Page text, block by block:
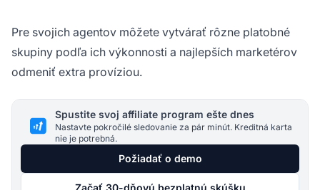
Pre svojich agentov môžete vytvárať rôzne platobné
skupiny podľa ich výkonnosti a najlepších marketérov
odmeniť extra províziou.
Spustite svoj affiliate program ešte dnes
Nastavte pokročilé sledovanie za pár minút. Kreditná karta
nie je potrebná.
Požiadať o demo
Začať 30-dňovú bezplatnú skúšku